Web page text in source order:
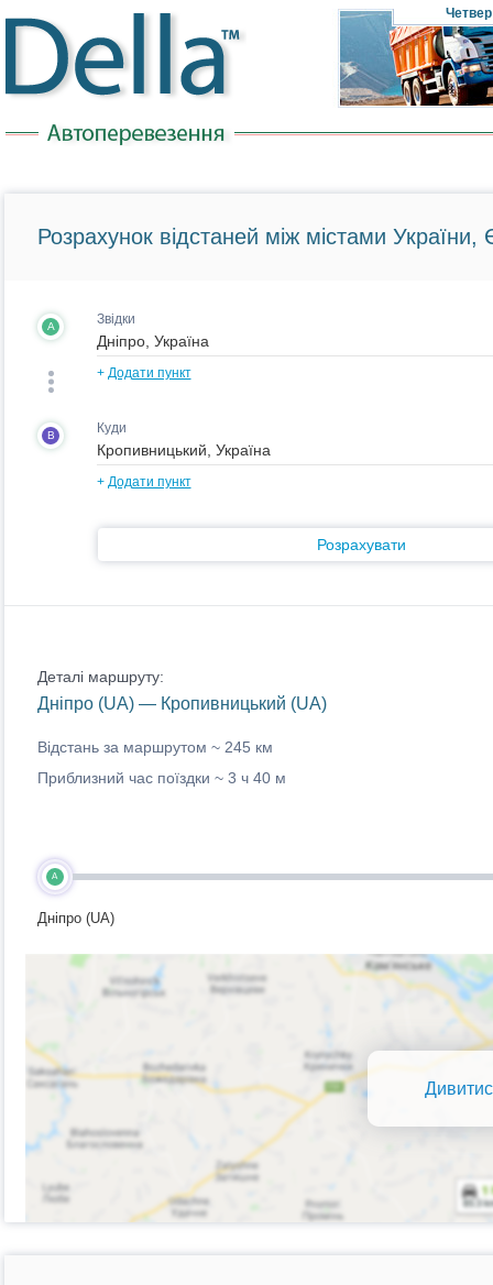
Четвер
Розрахунок відстаней між містами України,
A Звідки
+ Додати пункт
B Куди
+ Додати пункт
Розрахувати
Деталі маршруту:
Дніпро (UA) — Кропивницький (UA)
Відстань за маршрутом ~ 245 км
Приблизний час поїздки ~ 3 ч 40 м
A
Дніпро (UA)